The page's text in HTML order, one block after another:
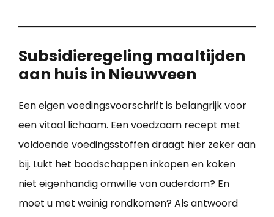
Subsidieregeling maaltijden
aan huis in Nieuwveen
Een eigen voedingsvoorschrift is belangrijk voor
een vitaal lichaam. Een voedzaam recept met
voldoende voedingsstoffen draagt hier zeker aan
bij. Lukt het boodschappen inkopen en koken
niet eigenhandig omwille van ouderdom? En
moet u met weinig rondkomen? Als antwoord